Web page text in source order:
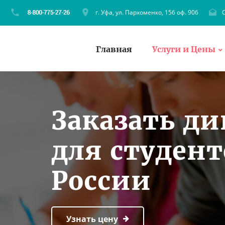
г. Уфа, ул. Пархоменко, 156 оф. 906
Главная Услуги и Цены
Заказать
для
России
Узнать цену